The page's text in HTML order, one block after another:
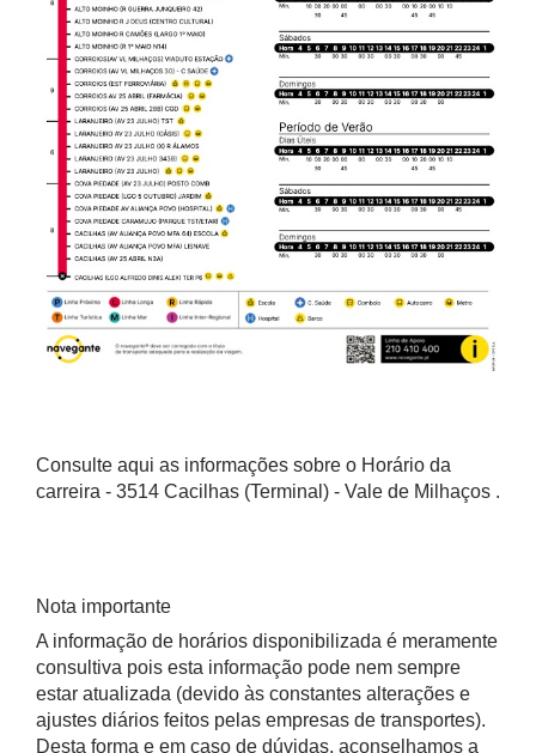
Consulte aqui as informações sobre o Horário da
carreira - 3514 Cacilhas (Terminal) - Vale de Milhaços .
Nota importante
A informação de horários disponibilizada é meramente
consultiva pois esta informação pode nem sempre
estar atualizada (devido às constantes alterações e
ajustes diários feitos pelas empresas de transportes).
Desta forma e em caso de dúvidas, aconselhamos a